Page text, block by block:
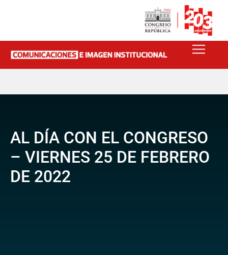
AL DÍA CON EL CONGRESO
– VIERNES 25 DE FEBRERO
DE 2022